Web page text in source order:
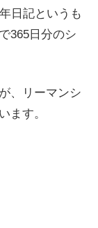
日記というも
365日分のシ
、リーマンシ
ます。